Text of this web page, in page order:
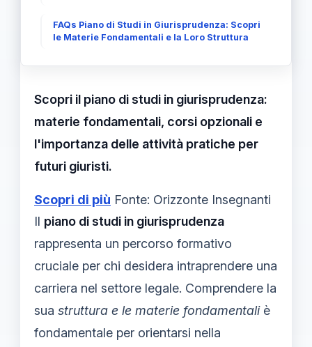
FAQs Piano di Studi in Giurisprudenza: Scopri
le Materie Fondamentali e la Loro Struttura
Scopri il piano di studi in giurisprudenza:
materie fondamentali, corsi opzionali e
l'importanza delle attività pratiche per
futuri giuristi.
Scopri di più Fonte: Orizzonte Insegnanti
Il piano di studi in giurisprudenza
rappresenta un percorso formativo
cruciale per chi desidera intraprendere una
carriera nel settore legale. Comprendere la
sua struttura e le materie fondamentaliè
fondamentale per orientarsi nella